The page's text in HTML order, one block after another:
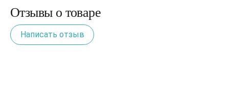
Отзывы о товаре
Написать отзыв